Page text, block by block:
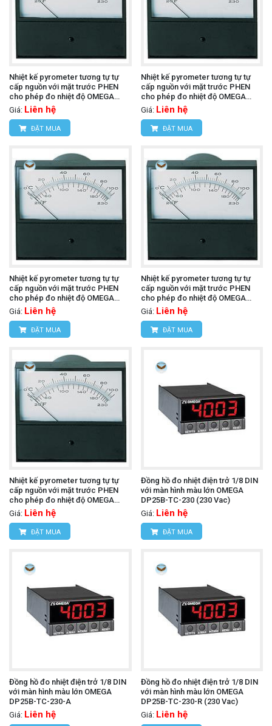
Nhiệt kế pyrometer tương tự tự
cấp nguồn với mặt trước PHEN
cho phép đo nhiệt độ OMEGA
7055-J-225 (J, 5.5 in Parallax)
Giá: Liên hệ
ĐẶT MUA
Nhiệt kế pyrometer tương tự tự
cấp nguồn với mặt trước PHEN
cho phép đo nhiệt độ OMEGA
7055-J-300 (J, 5.5 in Parallax)
Giá: Liên hệ
ĐẶT MUA
Nhiệt kế pyrometer tương tự tự
cấp nguồn với mặt trước PHEN
cho phép đo nhiệt độ OMEGA
7045-K-1500 (K, 4.5 in Parallax)
Giá: Liên hệ
ĐẶT MUA
Nhiệt kế pyrometer tương tự tự
cấp nguồn với mặt trước PHEN
cho phép đo nhiệt độ OMEGA
7055-R-3000 (R, 5.5 in Parallax)
Giá: Liên hệ
ĐẶT MUA
Nhiệt kế pyrometer tương tự tự
cấp nguồn với mặt trước PHEN
cho phép đo nhiệt độ OMEGA
7055-S-3000 (S, 5.5 in Parallax)
Giá: Liên hệ
ĐẶT MUA
Đồng hồ đo nhiệt điện trở 1/8 DIN
với màn hình màu lớn OMEGA
DP25B-TC-230 (230 Vac)
Giá: Liên hệ
ĐẶT MUA
Đồng hồ đo nhiệt điện trở 1/8 DIN
với màn hình màu lớn OMEGA
DP25B-TC-230-A
Giá: Liên hệ
Đồng hồ đo nhiệt điện trở 1/8 DIN
với màn hình màu lớn OMEGA
DP25B-TC-230-R (230 Vac)
Giá: Liên hệ